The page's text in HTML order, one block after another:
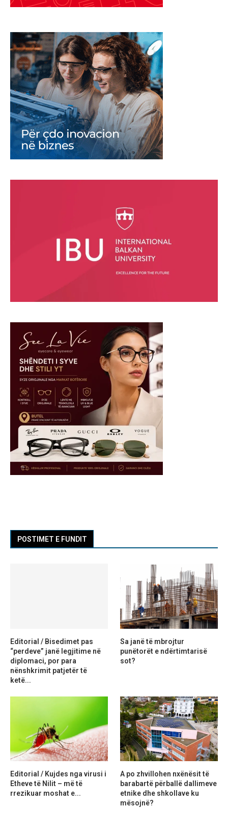
POSTIMET E FUNDIT
Editorial / Bisedimet pas
“perdeve” janë legjitime në
diplomaci, por para
nënshkrimit patjetër të
ketë...
Sa janë të mbrojtur
punëtorët e ndërtimtarisë
sot?
Editorial / Kujdes nga virusi i
Etheve të Nilit – më të
rrezikuar moshat e...
A po zhvillohen nxënësit të
barabartë përballë dallimeve
etnike dhe shkollave ku
mësojnë?